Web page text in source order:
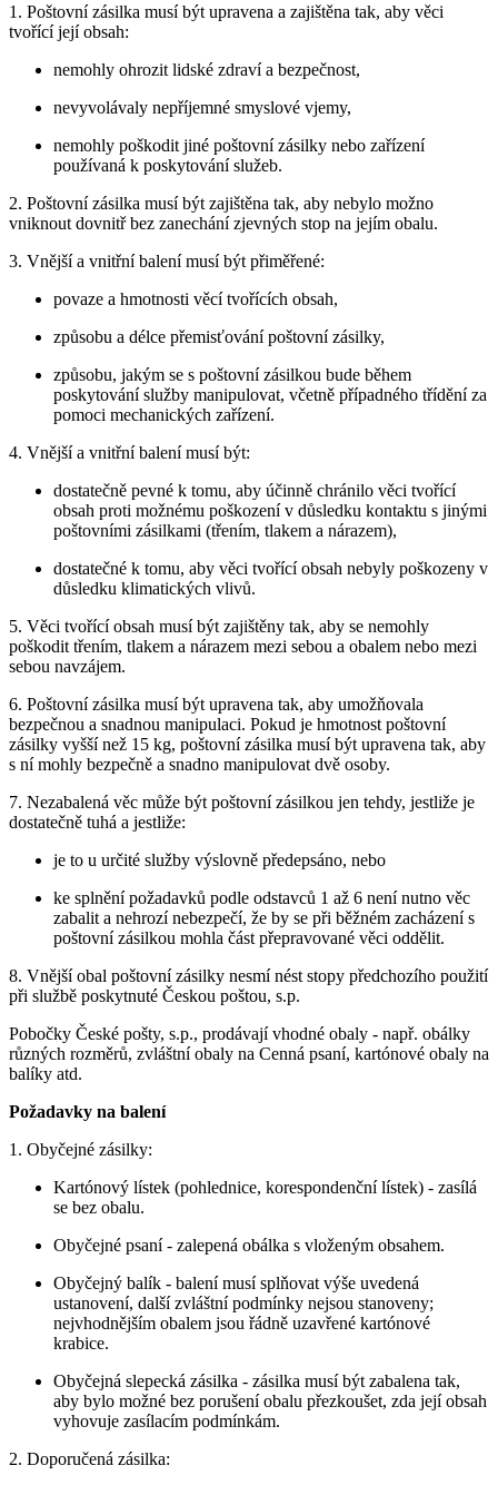
1. Poštovní zásilka musí být upravena a zajištěna tak, aby věci
tvořící její obsah:
nemohly ohrozit lidské zdraví a bezpečnost,
nevyvolávaly nepříjemné smyslové vjemy,
nemohly poškodit jiné poštovní zásilky nebo zařízení
používaná k poskytování služeb.
2. Poštovní zásilka musí být zajištěna tak, aby nebylo možno
vniknout dovnitř bez zanechání zjevných stop na jejím obalu.
3. Vnější a vnitřní balení musí být přiměřené:
povaze a hmotnosti věcí tvořících obsah,
způsobu a délce přemisťování poštovní zásilky,
způsobu, jakým se s poštovní zásilkou bude během
poskytování služby manipulovat, včetně případného třídění za
pomoci mechanických zařízení.
4. Vnější a vnitřní balení musí být:
dostatečně pevné k tomu, aby účinně chránilo věci tvořící
obsah proti možnému poškození v důsledku kontaktu s jinými
poštovními zásilkami (třením, tlakem a nárazem),
dostatečné k tomu, aby věci tvořící obsah nebyly poškozeny v
důsledku klimatických vlivů.
5. Věci tvořící obsah musí být zajištěny tak, aby se nemohly
poškodit třením, tlakem a nárazem mezi sebou a obalem nebo mezi
sebou navzájem.
6. Poštovní zásilka musí být upravena tak, aby umožňovala
bezpečnou a snadnou manipulaci. Pokud je hmotnost poštovní
zásilky vyšší než 15 kg, poštovní zásilka musí být upravena tak, aby
s ní mohly bezpečně a snadno manipulovat dvě osoby.
7. Nezabalená věc může být poštovní zásilkou jen tehdy, jestliže je
dostatečně tuhá a jestliže:
je to u určité služby výslovně předepsáno, nebo
ke splnění požadavků podle odstavců 1 až 6 není nutno věc
zabalit a nehrozí nebezpečí, že by se při běžném zacházení s
poštovní zásilkou mohla část přepravované věci oddělit.
8. Vnější obal poštovní zásilky nesmí nést stopy předchozího použití
při službě poskytnuté Českou poštou, s.p.
Pobočky České pošty, s.p., prodávají vhodné obaly - např. obálky
různých rozměrů, zvláštní obaly na Cenná psaní, kartónové obaly na
balíky atd.
Požadavky na balení
1. Obyčejné zásilky:
Kartónový lístek (pohlednice, korespondenční lístek) - zasílá
se bez obalu.
Obyčejné psaní - zalepená obálka s vloženým obsahem.
Obyčejný balík - balení musí splňovat výše uvedená
ustanovení, další zvláštní podmínky nejsou stanoveny;
nejvhodnějším obalem jsou řádně uzavřené kartónové
krabice.
Obyčejná slepecká zásilka - zásilka musí být zabalena tak,
aby bylo možné bez porušení obalu přezkoušet, zda její obsah
vyhovuje zasílacím podmínkám.
2. Doporučená zásilka: